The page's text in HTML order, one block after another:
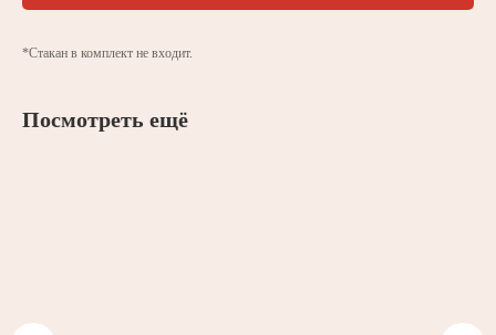
*Стакан в комплект не входит.
Посмотреть ещё